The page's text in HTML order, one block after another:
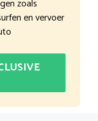
zoals
en vervoer